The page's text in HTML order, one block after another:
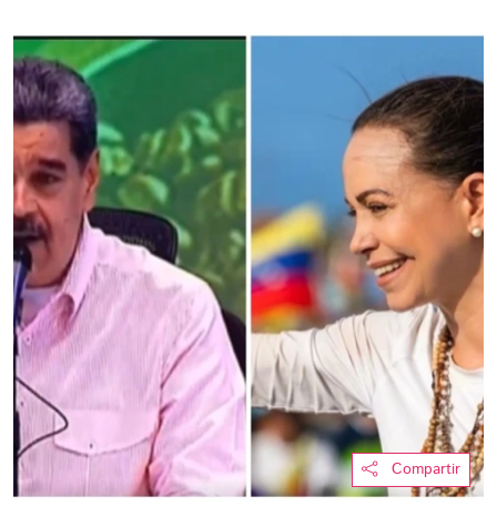
Compartir